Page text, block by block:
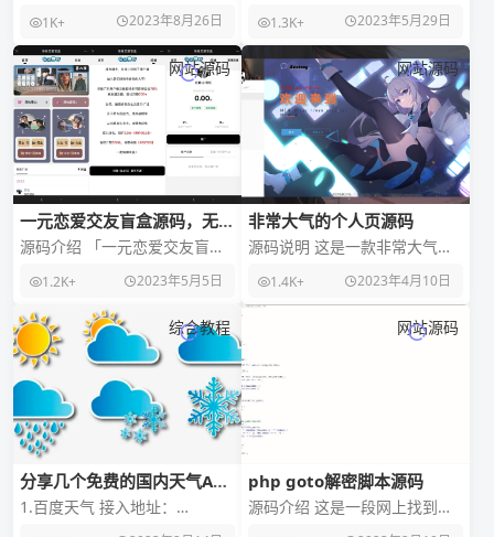
统，提供多项功能保护你的域
名和软件的合法性
1K+ 2023年8月26日
一个普通站长都可以简单搭建
源码演示： 安装
1.3K+ 2023年5月29日
网站源码
一元恋爱交友盲盒源码，无加
密版
源码介绍 「一元恋爱交友盲盒
果您想要在网上建立一个单身
恋爱盲盒网站，那么可
1.2K+ 2023年5月5日
网站源码
非常大气的个人页源码
源码说明 这是一款非常大气的
就是没有适配手机端，有大佬
愿意适配吗？使用的话
1.4K+ 2023年4月10日
综合教程
分享几个免费的国内天气API
接口地址
1.百度天气 接入地址：
网站源码
php goto解密脚本源码
源码介绍 这是一段网上找到的